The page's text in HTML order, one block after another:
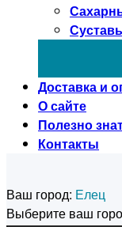
Доставка и
О сайте
Полезно
Контакты
Ваш город: Елец
Выберите ваш